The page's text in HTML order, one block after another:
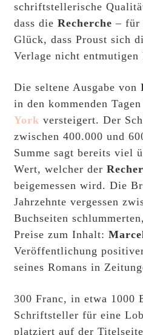
schriftstellerische
dass die Recherche – für
Glück, dass Proust sich
Verlage nicht entmutigen
Die seltene Ausgabe von
in den kommenden
York versteigert. Der
zwischen 400.000 und
Summe sagt bereits viel
Wert, welcher der
beigemessen wird. Die
Jahrzehnte vergessen
Buchseiten
Preise zum Inhalt:
Veröffentlichung
seines Romans in
300 Franc, in etwa 1000
Schriftsteller für eine
platziert auf der